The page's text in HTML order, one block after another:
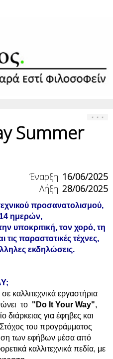
Summer
Έναρξη: 16/06/2025
Λήξη: 28/06/2025
προσανατολισμού,
14 ημερών,
υποκριτική, τον χορό, τη
τις παραστατικές τέχνες,
εκδηλώσεις.
καλλιτεχνικά εργαστήρια
το "Do It Your Way",
διάρκειας για έφηβες και
του προγράμματος
των εφήβων μέσα από
καλλιτεχνικά πεδία, με